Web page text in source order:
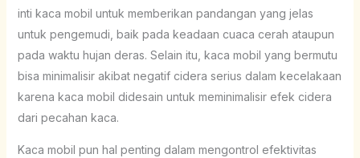
inti kaca mobil untuk memberikan pandangan yang jelas
untuk pengemudi, baik pada keadaan cuaca cerah ataupun
pada waktu hujan deras. Selain itu, kaca mobil yang bermutu
bisa minimalisir akibat negatif cidera serius dalam kecelakaan
karena kaca mobil didesain untuk meminimalisir efek cidera
dari pecahan kaca.
Kaca mobil pun hal penting dalam mengontrol efektivitas